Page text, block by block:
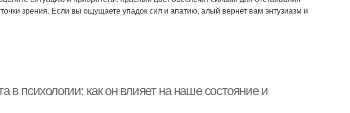
зрения. Если вы ощущаете упадок сил и апатию, алый вернет вам энтузиазм и
в психологии: как он влияет на наше состояние и